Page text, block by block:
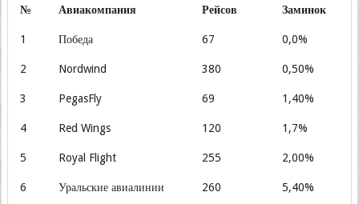
№ Авиакомпания Рейсов Заминок
1 Победа 67 0,0%
2 Nordwind 380 0,50%
3 PegasFly 69 1,40%
4 Red Wings 120 1,7%
5 Royal Flight 255 2,00%
6 Уральские авиалинии 260 5,40%